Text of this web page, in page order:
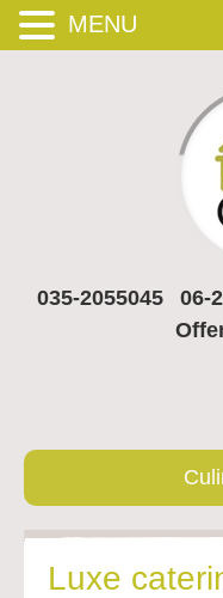
035-2055045 06-
Luxe
MENU